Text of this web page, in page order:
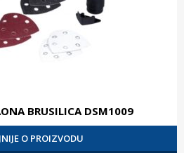
BRUSILICA DSM1009
O PROIZVODU